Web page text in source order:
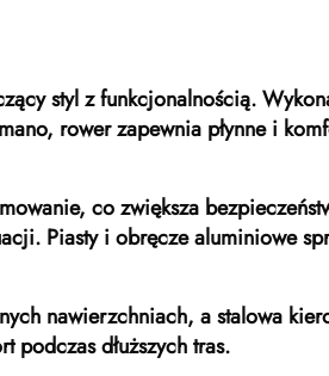
styl z funkcjonalnością.
rower zapewnia płynne i
co zwiększa
Piasty i obręcze aluminiowe
nawierzchniach, a stalowa
podczas dłuższych tras.